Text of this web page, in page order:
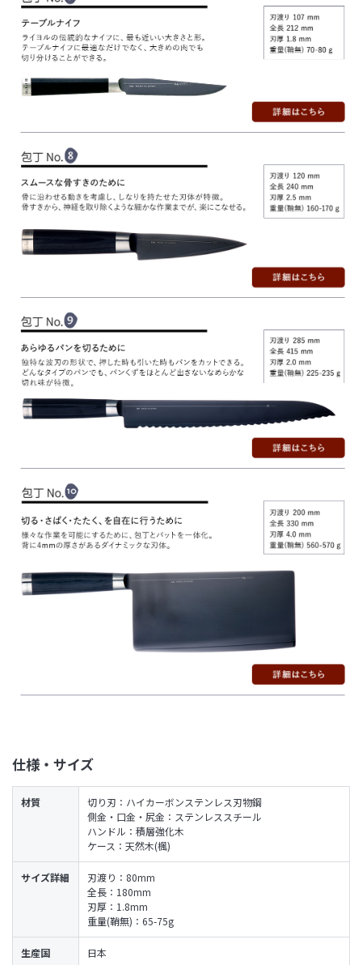
仕様・サイズ
材質
切り刃：ハイカーボンステンレス刃物鋼
側金・口金・尻金：ステンレススチール
ハンドル：積層強化木
ケース：天然木(楓)
サイズ詳細
刃渡り：80mm
全長：180mm
刃厚：1.8mm
重量(鞘無)：65-75g
生産国 日本